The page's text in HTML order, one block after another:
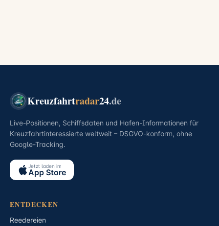
Kreuzfahrtradar24.de
Live-Positionen, Schiffsdaten und Hafen-Informationen für
Kreuzfahrtinteressierte weltweit – DSGVO-konform, ohne
Google-Tracking.
Jetzt laden im
App Store
ENTDECKEN
Reedereien